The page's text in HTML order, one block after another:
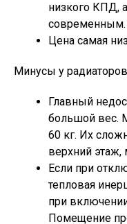
низкого КПД,
современным.
Цена самая
Минусы у
Главный
большой вес.
60 кг. Их
верхний этаж,
Если при
тепловая
при
Помещение